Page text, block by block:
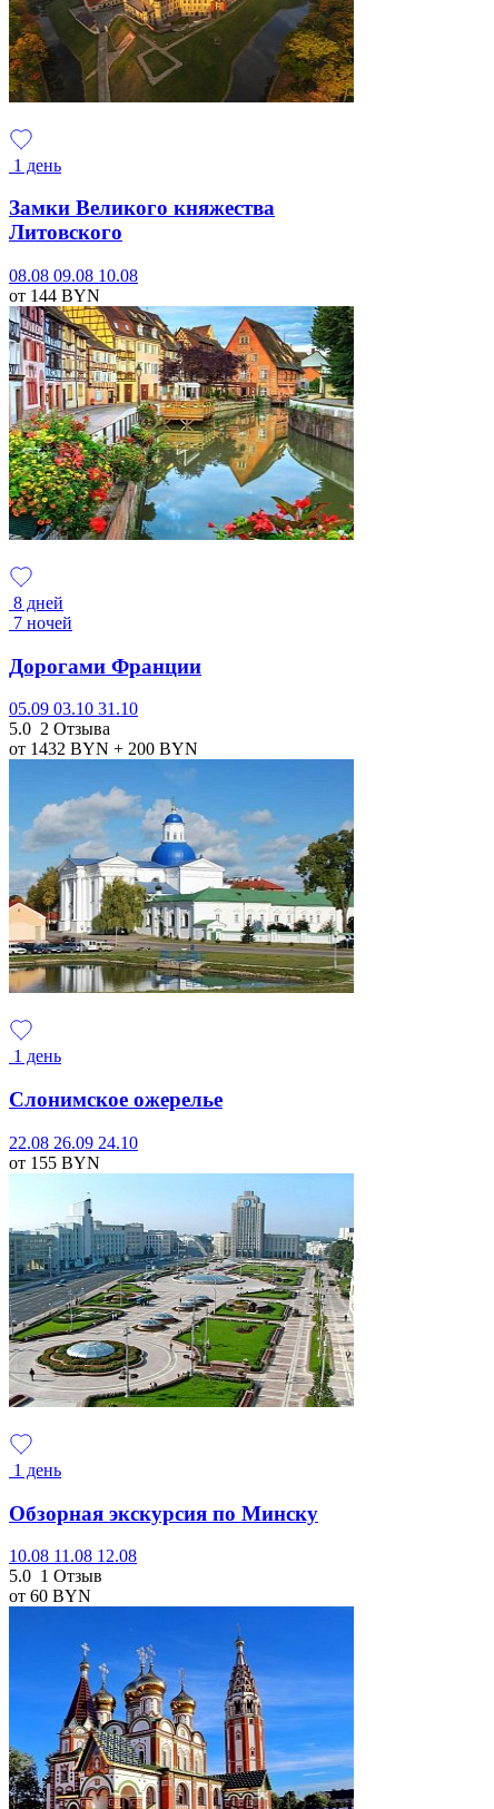
1 день
Замки Великого княжества
Литовского
08.08 09.08 10.08
от 144 BYN
8 дней
7 ночей
Дорогами Франции
05.09 03.10 31.10
5.0 2 Отзыва
от 1432 BYN + 200 BYN
1 день
Слонимское ожерелье
22.08 26.09 24.10
от 155 BYN
1 день
Обзорная экскурсия по Минску
10.08 11.08 12.08
5.0 1 Отзыв
от 60 BYN